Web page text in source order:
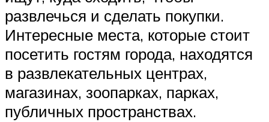
развлечься и сделать покупки.
Интересные места, которые стоит
посетить гостям города, находятся
в развлекательных центрах,
магазинах, зоопарках, парках,
публичных пространствах.